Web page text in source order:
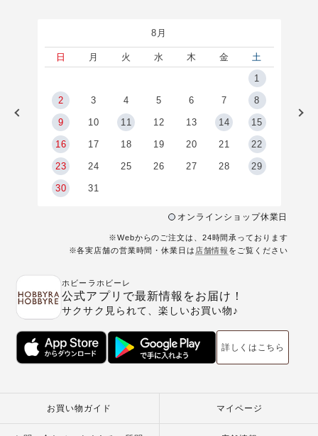
8月
日 月 火 水 木 金
土
1
2 3 4 5 6 7 8
9 10 11 12 13 14 15
16 17 18 19 20 21 22
23 24 25 26 27 28 29
30 31
オンラインショップ休業日
※Webからのご注文は、24時間承っております
※各実店舗の営業時間・休業日は 店舗情報 をご覧ください
ホビーラホビーレ
公式アプリで最新情報をお届け！
サクサク見られて、楽しいお買い物♪
詳しくはこちら
お買い物ガイド マイページ